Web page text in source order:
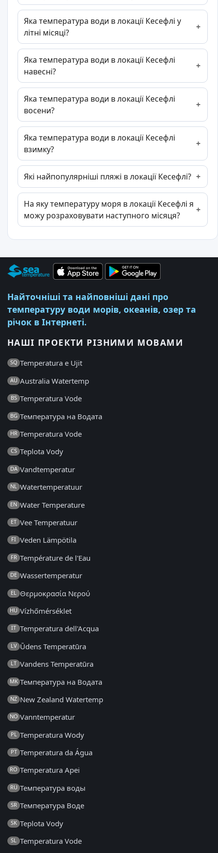
Яка температура води в локації Кесефлі у
літні місяці?
Яка температура води в локації Кесефлі
навесні?
Яка температура води в локації Кесефлі
восени?
Яка температура води в локації Кесефлі
взимку?
Які найпопулярніші пляжі в локації Кесефлі?
На яку температуру моря в локації Кесефлі я
можу розраховувати наступного місяця?
Найточніші та найповніші дані про
температуру води морів, океанів, озер та
річок в Інтернеті.
НАШІ ПРОЕКТИ РІЗНИМИ МОВАМИ
SQ Temperatura e Ujit
AU Australia Watertemp
BS Temperatura Vode
BG Температура на Водата
HR Temperatura Vode
CS Teplota Vody
DA Vandtemperatur
NL Watertemperatuur
EN Water Temperature
ET Vee Temperatuur
FI Veden Lämpötila
FR Température de l'Eau
DE Wassertemperatur
EL Θερμοκρασία Νερού
HU Vízhőmérséklet
IT Temperatura dell'Acqua
LV Ūdens Temperatūra
LT Vandens Temperatūra
MK Температура на Водата
NZ New Zealand Watertemp
NO Vanntemperatur
PL Temperatura Wody
PT Temperatura da Água
RO Temperatura Apei
RU Температура воды
SR Температура Воде
SK Teplota Vody
SL Temperatura Vode